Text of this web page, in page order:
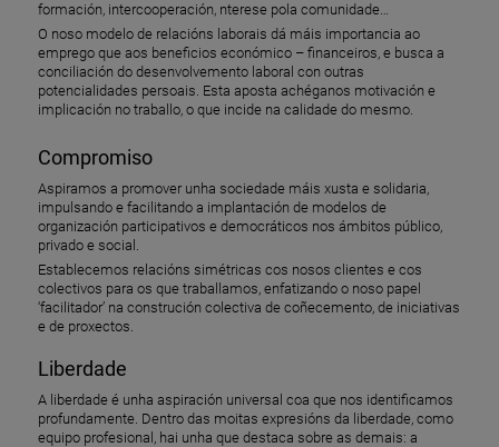
formación, intercooperación, nterese pola comunidade…
O noso modelo de relacións laborais dá máis importancia ao
emprego que aos beneficios económico – financeiros, e busca a
conciliación do desenvolvemento laboral con outras
potencialidades persoais. Esta aposta achéganos motivación e
implicación no traballo, o que incide na calidade do mesmo.
Compromiso
Aspiramos a promover unha sociedade máis xusta e solidaria,
impulsando e facilitando a implantación de modelos de
organización participativos e democráticos nos ámbitos público,
privado e social.
Establecemos relacións simétricas cos nosos clientes e cos
colectivos para os que traballamos, enfatizando o noso papel
‘facilitador’ na construción colectiva de coñecemento, de iniciativas
e de proxectos.
Liberdade
A liberdade é unha aspiración universal coa que nos identificamos
profundamente. Dentro das moitas expresións da liberdade, como
equipo profesional, hai unha que destaca sobre as demais: a